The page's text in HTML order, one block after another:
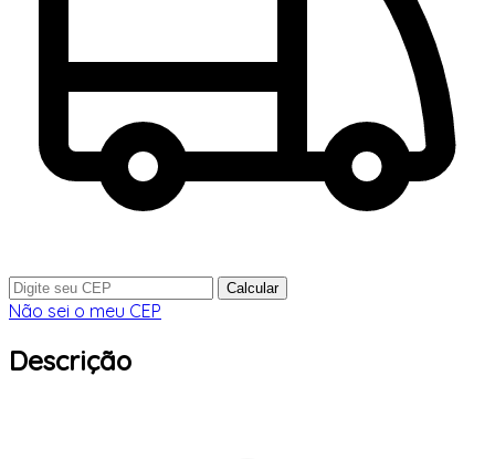
Calcular
Não sei o meu CEP
Descrição